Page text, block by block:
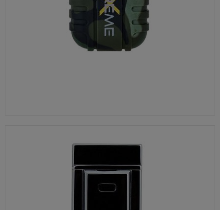
Twoje dane przechowujemy do czasu posiadania
udzielonej przez Ciebie zgody.
Twoje prawa
Przysługuje Ci prawo dostępu do swoich danych oraz
otrzymania ich kopii, prawo do sprostowania
(poprawiania) swoich danych, prawo do usunięcia
sprzeciwu wobec przetwarzania danych, prawo do
przenoszenia danych, prawo do wniesienia skargi do
organu nadzorczego (Prezesa Urzędu Ochrony Danych
Osobowych, ul. Stawki 2, 00-193 Warszawa) oraz
prawo do cofnięcia zgody na przetwarzanie danych
osobowych (masz prawo cofnięcia zgody na
225,00 zł